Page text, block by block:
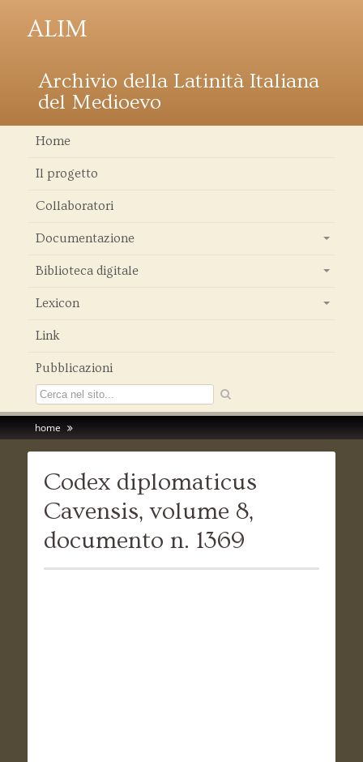
ALIM
Archivio della Latinità Italiana
del Medioevo
Home
Il progetto
Collaboratori
Documentazione
Biblioteca digitale
Lexicon
Link
Pubblicazioni
home
Codex diplomaticus
Cavensis, volume 8,
documento n. 1369